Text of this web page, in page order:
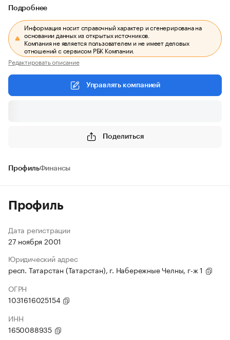
Подробнее
Информация носит справочный характер и сгенерирована на
основании данных из открытых источников.
Компания не является пользователем и не имеет деловых
отношений с сервисом РБК Компании.
Редактировать описание
Управлять компанией
Поделиться
ПрофильФинансы
Профиль
Дата регистрации
27 ноября 2001
Юридический адрес
респ. Татарстан (Татарстан), г. Набережные Челны, г-ж 1
ОГРН
1031616025154
ИНН
1650088935